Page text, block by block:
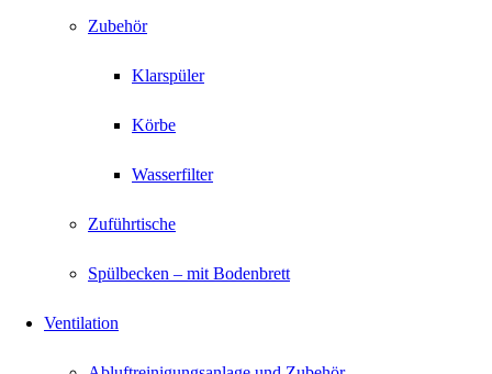
Zubehör
Klarspüler
Körbe
Wasserfilter
Zuführtische
Spülbecken – mit Bodenbrett
Ventilation